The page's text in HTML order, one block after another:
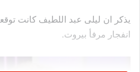
يذكر ان ليلى عبد اللطيف كانت
انفجار مرفأ بيروت.